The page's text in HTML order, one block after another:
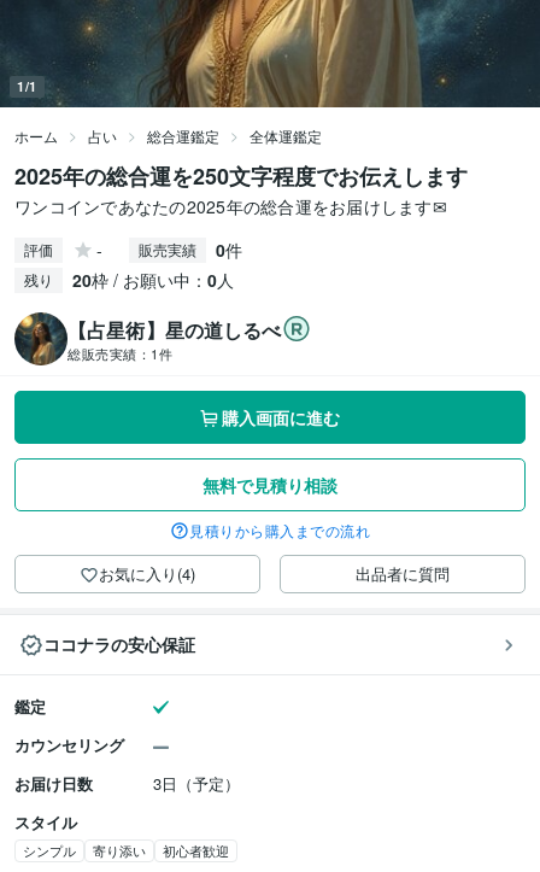
1/1
ホーム 占い 総合運鑑定 全体運鑑定
2025年の総合運を250文字程度でお伝えします
ワンコインであなたの2025年の総合運をお届けします✉︎
評価 - 販売実績 0件
残り 20枠 / お願い中： 0人
【占星術】星の道しるべ
総販売実績： 1件
購入画面に進む
無料で見積り相談
見積りから購入までの流れ
お気に入り(4) 出品者に質問
ココナラの安心保証
鑑定
カウンセリング
お届け日数
3日（予定）
スタイル
シンプル 寄り添い 初心者歓迎